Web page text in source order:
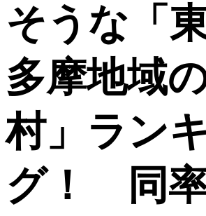
そうな「
多摩地域
村」ラン
グ！ 同